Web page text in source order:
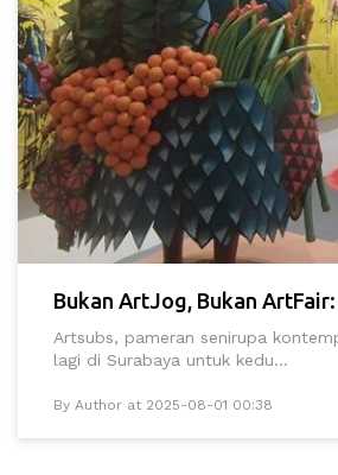
Bukan ArtJog, Bukan
Artsubs, pameran senirupa
lagi di Surabaya untuk kedu...
By Author at 2025-08-01 00:38